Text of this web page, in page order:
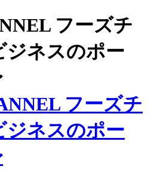
フーズチ
ジネスのポー